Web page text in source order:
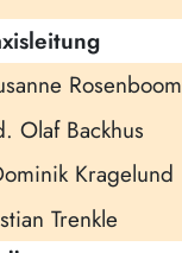
Rosenboom
Olaf Backhus
Kragelund
Trenkle